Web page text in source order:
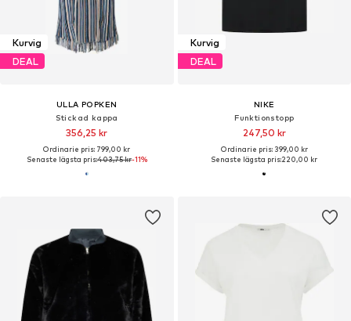
Kurvig
DEAL
ULLA POPKEN
Stickad kappa
356,25 kr
Ordinarie pris: 799,00 kr
Senaste lägsta pris:403,75 kr-11%
Kurvig
DEAL
NIKE
Funktionstopp
247,50 kr
Ordinarie pris: 399,00 kr
Senaste lägsta pris:220,00 kr